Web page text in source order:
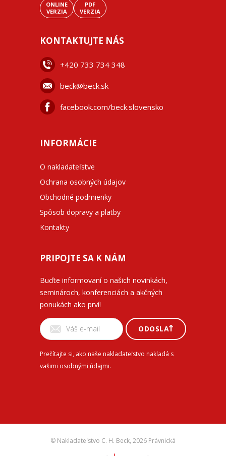
ONLINE
VERZIA
PDF
VERZIA
KONTAKTUJTE NÁS
+420 733 734 348
beck@beck.sk
facebook.com/beck.slovensko
INFORMÁCIE
O nakladateľstve
Ochrana osobných údajov
Obchodné podmienky
Spôsob dopravy a platby
Kontakty
PRIPOJTE SA K NÁM
Buďte informovaní o našich novinkách,
seminároch, konferenciách a akčných
ponukách ako prví!
ODOSLAŤ
Prečítajte si, ako naše nakladateľstvo nakladá s
vašimi osobnými údajmi.
© Nakladateľstvo C. H. Beck, 2026 Právnická